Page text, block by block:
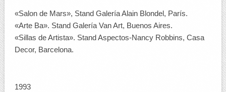
«Salon de Mars», Stand Galería Alain Blondel, París.
«Arte Ba». Stand Galería Van Art, Buenos Aires.
«Sillas de Artista». Stand Aspectos-Nancy Robbins, Casa
Decor, Barcelona.
1993